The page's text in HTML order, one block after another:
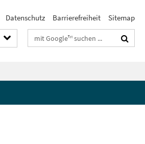
Datenschutz Barrierefreiheit Sitemap
Suchbegriffe